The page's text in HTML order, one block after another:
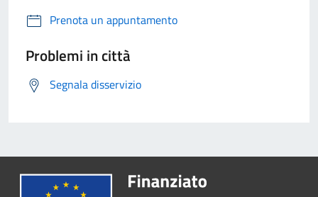
Prenota un appuntamento
Problemi in città
Segnala disservizio